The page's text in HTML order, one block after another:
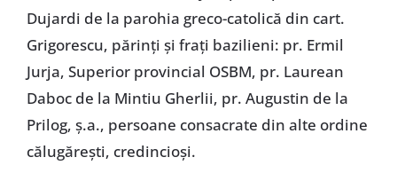
Dujardi de la parohia greco-catolică din cart.
Grigorescu, părinți și frați bazilieni: pr. Ermil
Jurja, Superior provincial OSBM, pr. Laurean
Daboc de la Mintiu Gherlii, pr. Augustin de la
Prilog, ș.a., persoane consacrate din alte ordine
călugărești, credincioși.